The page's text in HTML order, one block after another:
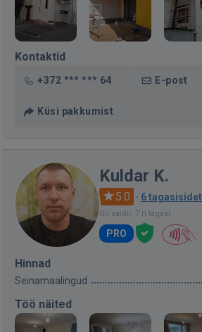
Kontaktid
+372 *** *** 64 E-post
Küsi pakkumist
Kuldar K.
5.0 · 6 tagasisidet
Oli saidil: 7 h tagasi
PRO
Hinnad
Seinamaalingud
Töö näited